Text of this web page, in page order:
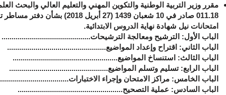
مقرر وزير التربية الوطنية والتكوين المهني والتعليم العالي والبحث
011.18 صادر في 10 شعبان 1439
(27 أبريل 2018) بشأن دفتر
امتحانات نيل شهادة نهاية الدروس الابتدائية.
الباب الأول: ‏الترشيح ومعالجة الترشيحات............................................
الباب الثاني: ‏اقتراح وإعداد المواضيع.................................................
الباب الثالث: ‏استنساخ المواضيع....................................................
الباب الرابع: ‏تسليم وتسلم المواضيع.................................................
الباب الخامس: ‏مراكز الامتحان وإجراء
الباب السادس: ‏عملية التصحيح....................................................